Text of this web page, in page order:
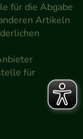
für die Abgabe
Artikeln
für